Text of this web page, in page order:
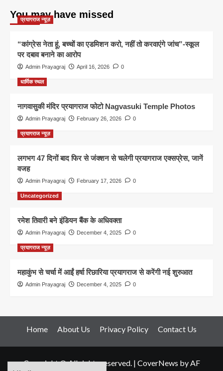
You may have missed
प्रयागराज न्यूज़
“कांग्रेस नेता हूं, बच्चों का एडमिशन करो, नहीं तो करवाएंगे जांच”-स्कूल
पर दबाव बनाने का आरोप
Admin Prayagraj April 16, 2026 0
धार्मिक स्थल
नागवासुकी मंदिर प्रयागराज फोटो Nagvasuki Temple Photos
Admin Prayagraj February 26, 2026 0
प्रयागराज न्यूज़
लगभग 47 दिनों बाद फिर से जंक्शन से चलेगी प्रयागराज एक्सप्रेस, जानें
वजह
Admin Prayagraj February 17, 2026 0
Uncategorized
रमेश तिवारी बने इंडियन बैंक के अधिवक्ता
Admin Prayagraj December 4, 2025 0
प्रयागराज न्यूज़
महाकुंभ से चर्चा में आईं हर्षा रिछारिया प्रयागराज से करेंगी नई शुरुआत
Admin Prayagraj December 4, 2025 0
Home About Us Privacy Policy Contact Us
Copyright © All rights reserved. | CoverNews by AF